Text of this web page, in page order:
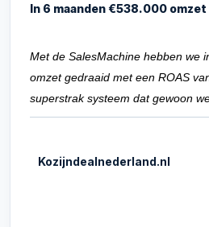
In 6 maanden €538.000
Met de SalesMachine hebben we
omzet gedraaid met een ROAS
superstrak systeem dat gewoon
Kozijndealnederland.nl